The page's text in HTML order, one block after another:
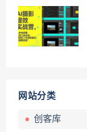
网站分类
创客库